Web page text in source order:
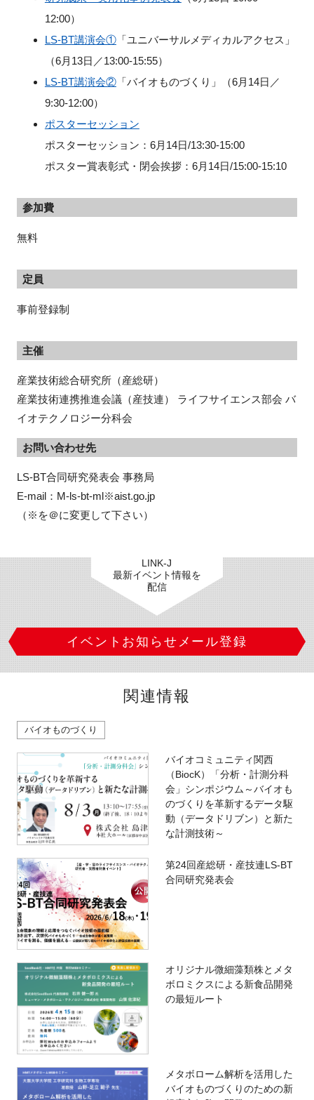
12:00）
LS-BT講演会①「ユニバーサルメディカルアクセス」
（6月13日／13:00-15:55）
LS-BT講演会②「バイオものづくり」（6月14日／
9:30-12:00）
ポスターセッション
ポスターセッション：6月14日/13:30-15:00
ポスター賞表彰式・閉会挨拶：6月14日/15:00-15:10
参加費
無料
定員
事前登録制
主催
産業技術総合研究所（産総研）
産業技術連携推進会議（産技連） ライフサイエンス部会 バ
イオテクノロジー分科会
お問い合わせ先
LS-BT合同研究発表会 事務局
E-mail：M-ls-bt-ml※aist.go.jp
（※を＠に変更して下さい）
LINK-J
最新イベント情報を
配信
イベントお知らせメール登録
関連情報
バイオものづくり
バイオコミュニティ関西
（BiocK）「分析・計測分科
会」シンポジウム～バイオも
のづくりを革新するデータ駆
動（データドリブン）と新た
な計測技術～
第24回産総研・産技連LS-BT
合同研究発表会
オリジナル微細藻類株とメタ
ボロミクスによる新食品開発
の最短ルート
メタボローム解析を活用した
バイオものづくりのための新